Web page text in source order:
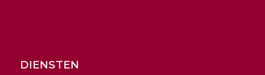
DIENSTEN